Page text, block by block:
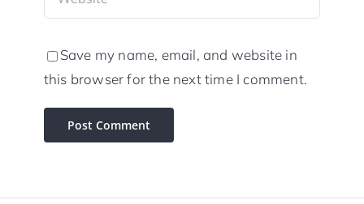
Save my name, email, and website in
this browser for the next time I comment.